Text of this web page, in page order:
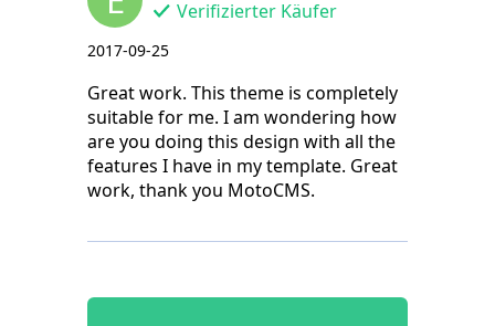
Verifizierter Käufer
2017-09-25
Great work. This theme is completely
suitable for me. I am wondering how
are you doing this design with all the
features I have in my template. Great
work, thank you MotoCMS.